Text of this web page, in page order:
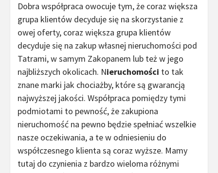
Dobra współpraca owocuje tym, że coraz większa
grupa klientów decyduje się na skorzystanie z
owej oferty, coraz większa grupa klientów
decyduje się na zakup własnej nieruchomości pod
Tatrami, w samym Zakopanem lub też w jego
najbliższych okolicach. Nieruchomości to tak
znane marki jak chociażby, które są gwarancją
najwyższej jakości. Współpraca pomiędzy tymi
podmiotami to pewność, że zakupiona
nieruchomość na pewno będzie spełniać wszelkie
nasze oczekiwania, a te w odniesieniu do
współczesnego klienta są coraz wyższe. Mamy
tutaj do czynienia z bardzo wieloma różnymi